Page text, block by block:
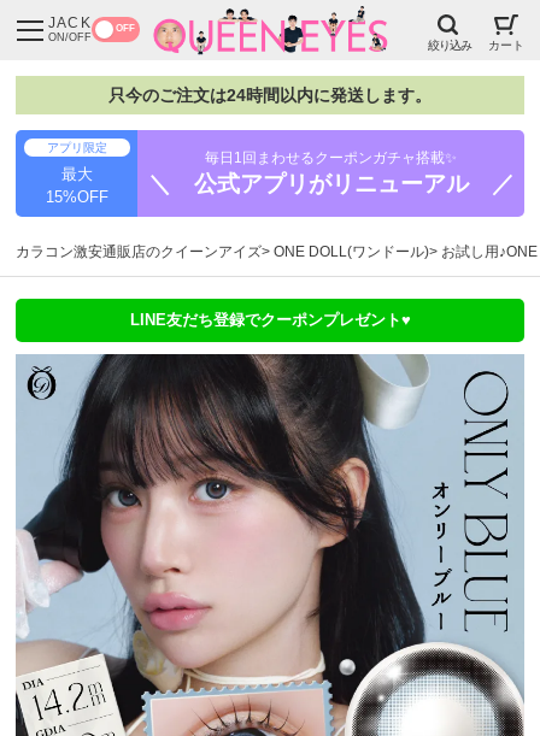
JACK
ON/OFF
OFF
絞り込み カート
只今のご注文は24時間以内に発送します。
アプリ限定
最大
15%OFF
毎日1回まわせるクーポンガチャ搭載✨
＼ 公式アプリがリニューアル ／
カラコン激安通販店のクイーンアイズ ONE DOLL(ワンドール) お試し用
LINE友だち登録でクーポンプレゼント♥